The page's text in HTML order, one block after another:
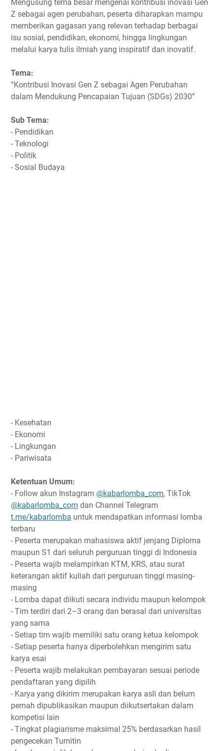
Mengusung tema besar mengenai kontribusi inovasi Gen
Z sebagai agen perubahan, peserta diharapkan mampu
memberikan gagasan yang relevan terhadap berbagai
isu sosial, pendidikan, ekonomi, hingga lingkungan
melalui karya tulis ilmiah yang inspiratif dan inovatif.
Tema:
“Kontribusi Inovasi Gen Z sebagai Agen Perubahan
dalam Mendukung Pencapaian Tujuan (SDGs) 2030”
Sub Tema:
- Pendidikan
- Teknologi
- Politik
- Sosial Budaya
- Kesehatan
- Ekonomi
- Lingkungan
- Pariwisata
Ketentuan Umum:
- Follow akun Instagram @kabarlomba_com, TikTok
@kabarlomba_com dan Channel Telegram
t.me/kabarlomba untuk mendapatkan informasi lomba
terbaru
- Peserta merupakan mahasiswa aktif jenjang Diploma
maupun S1 dari seluruh perguruan tinggi di Indonesia
- Peserta wajib melampirkan KTM, KRS, atau surat
keterangan aktif kuliah dari perguruan tinggi masing-
masing
- Lomba dapat diikuti secara individu maupun kelompok
- Tim terdiri dari 2–3 orang dan berasal dari universitas
yang sama
- Setiap tim wajib memiliki satu orang ketua kelompok
- Setiap peserta hanya diperbolehkan mengirim satu
karya esai
- Peserta wajib melakukan pembayaran sesuai periode
pendaftaran yang dipilih
- Karya yang dikirim merupakan karya asli dan belum
pernah dipublikasikan maupun diikutsertakan dalam
kompetisi lain
- Tingkat plagiarisme maksimal 25% berdasarkan hasil
pengecekan Turnitin